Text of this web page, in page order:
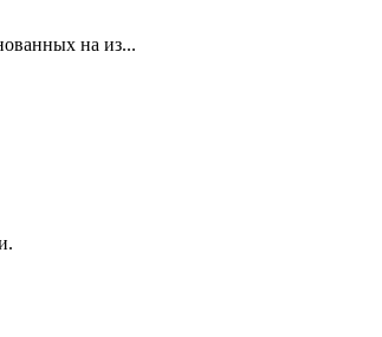
на из...